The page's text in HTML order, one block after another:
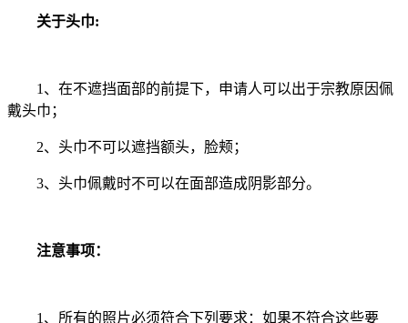
关于头巾:
1、在不遮挡面部的前提下，申请人可以出于宗教原因佩
戴头巾；
2、头巾不可以遮挡额头，脸颊；
3、头巾佩戴时不可以在面部造成阴影部分。
注意事项：
1、所有的照片必须符合下列要求：如果不符合这些要